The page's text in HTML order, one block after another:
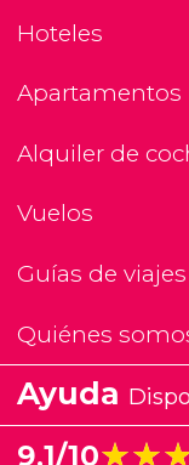
Hoteles
Apartamentos
Alquiler de
Vuelos
Guías de
Quiénes
Ayuda
9,1/10